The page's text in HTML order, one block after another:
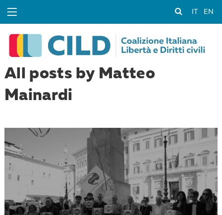
EN
All posts by Matteo
Mainardi